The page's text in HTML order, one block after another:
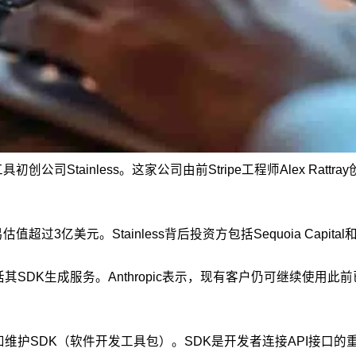
初创公司Stainless。这家公司由前Stripe工程师Alex
值超过3亿美元。Stainless背后投资方包括Sequoia Capital
SDK生成服务。Anthropic表示，现有客户仍可继续使用此
护SDK（软件开发工具包）。SDK是开发者连接API接口的